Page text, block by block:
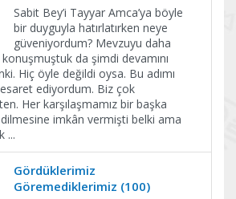
Sabit Bey’i Tayyar Amca’ya böyle
bir duyguyla hatırlatırken neye
güveniyordum? Mevzuyu daha
da şimdi devamını
Hiç öyle değildi oysa. Bu adımı
ediyordum. Biz çok
Her karşılaşmamız bir başka
imkân vermişti belki ama
...
Gördüklerimiz
Göremediklerimiz (100)